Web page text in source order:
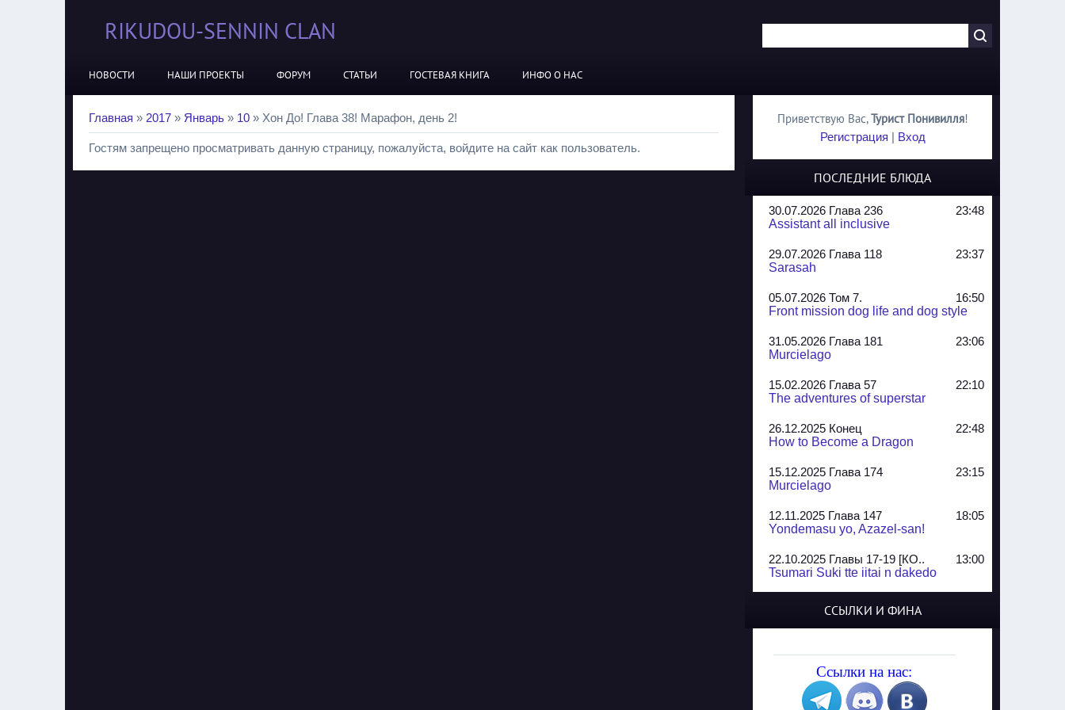
RIKUDOU-SENNIN CLAN
НОВОСТИ НАШИ ПРОЕКТЫ ФОРУМ СТАТЬИ ГОСТЕВАЯ КНИГА ИНФО О НАС
Главная » 2017 » Январь » 10 » Хон До! Глава 38! Марафон, день 2!
Гостям запрещено просматривать данную страницу, пожалуйста, войдите на сайт как пользователь.
Приветствую Вас,Турист Понивилля!
Регистрация | Вход
ПОСЛЕДНИЕ БЛЮДА
30.07.2026 Глава 236
23:48
Assistant all inclusive
29.07.2026 Глава 118
23:37
Sarasah
05.07.2026 Том 7.
16:50
Front mission dog life and dog style
31.05.2026 Глава 181
23:06
Murcielago
15.02.2026 Глава 57
22:10
The adventures of superstar
26.12.2025 Конец
22:48
How to Become a Dragon
15.12.2025 Глава 174
23:15
Murcielago
12.11.2025 Глава 147
18:05
Yondemasu yo, Azazel-san!
22.10.2025 Главы 17-19 [КО..
13:00
Tsumari Suki tte iitai n dakedo
Jungle Juice
Yozakura Shijuusou
08.08.2025 Глава 50
A Compendium of Ghosts
ССЫЛКИ И ФИНА
Ссылки на нас: